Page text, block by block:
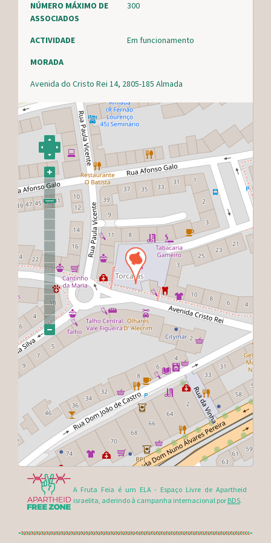
NÚMERO MÁXIMO DE
ASSOCIADOS
300
ACTIVIDADE
Em funcionamento
MORADA
Avenida do Cristo Rei 14, 2805-185 Almada
A Fruta Feia é um ELA - Espaço Livre de Apartheid
israelita, aderindo à campanha internacional por BDS.